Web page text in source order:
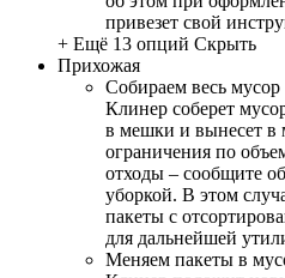
привезет свой
+ Ещё 13 опций Скрыть
Прихожая
Собираем весь мусор
Клинер соберет
в мешки и вынесет в
ограничения по
отходы – сообщите
уборкой. В этом
пакеты с
для дальнейшей
Меняем пакеты в